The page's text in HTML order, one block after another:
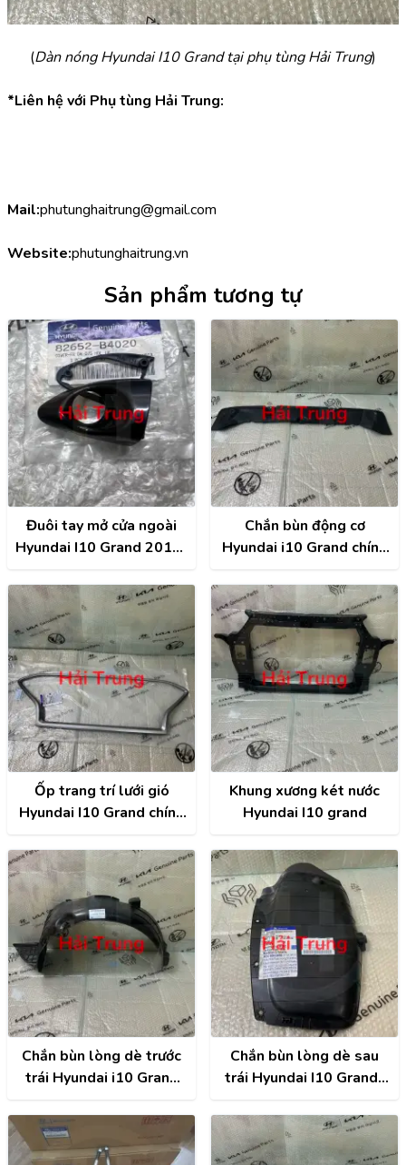
(Dàn nóng Hyundai I10 Grand tại phụ tùng Hải Trung)
*Liên hệ với Phụ tùng Hải Trung:
Mail:phutunghaitrung@gmail.com
Website:phutunghaitrung.vn
Sản phẩm tương tự
Đuôi tay mở cửa ngoài
Hyundai I10 Grand 2014-
82652B4020
Chắn bùn động cơ
Hyundai i10 Grand chính
Ốp trang trí lưới gió
Hyundai I10 Grand chính
Khung xương két nước
Hyundai I10 grand
Chắn bùn lòng dè trước
trái Hyundai i10 Grand
86811B4000
Chắn bùn lòng dè sau
trái Hyundai I10 Grand |